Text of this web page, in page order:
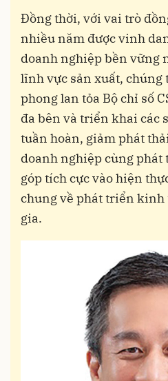
Đồng thời, với vai trò
nhiều năm được vinh
doanh nghiệp bền vững
lĩnh vực sản xuất, chúng
phong lan tỏa Bộ chỉ số
đa bên và triển khai các
tuần hoàn, giảm phát
doanh nghiệp cùng
góp tích cực vào hiện
chung về phát triển kinh
gia.